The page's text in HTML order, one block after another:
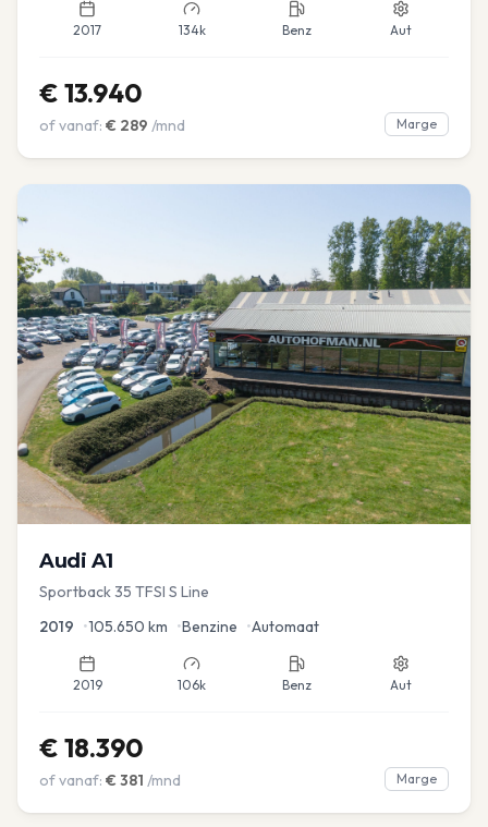
2017 134k Benz Aut
€ 13.940
of vanaf: € 289 /mnd Marge
Audi A1
Sportback 35 TFSI S Line
2019 •105.650 km •Benzine •Automaat
2019 106k Benz Aut
€ 18.390
of vanaf: € 381 /mnd Marge